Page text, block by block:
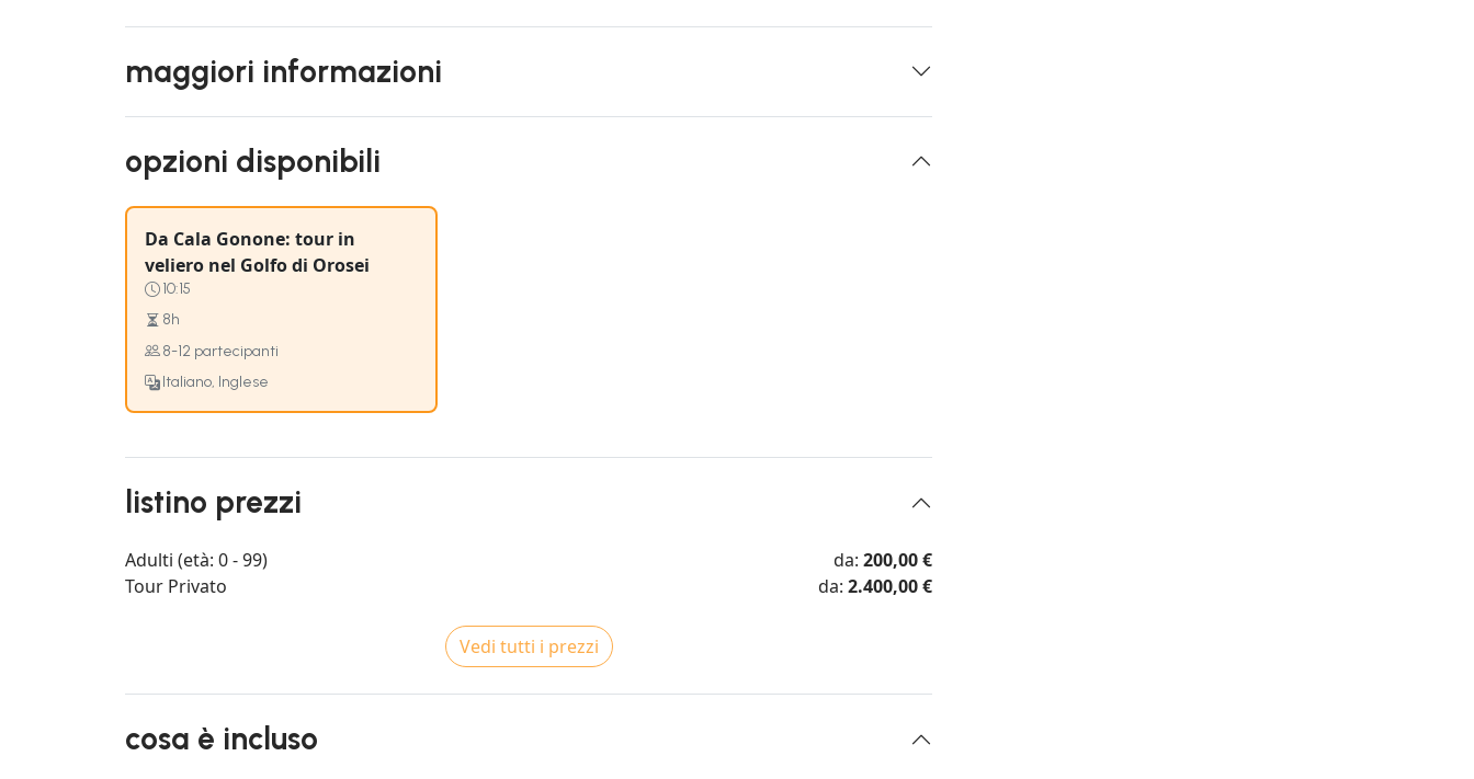
maggiori informazioni
opzioni disponibili
Da Cala Gonone: tour in
veliero nel Golfo di Orosei
10:15
8h
8-12 partecipanti
Italiano, Inglese
listino prezzi
Adulti (età: 0 - 99) da: 200,00 €
Tour Privato
da: 2.400,00 €
Vedi tutti i prezzi
cosa è incluso